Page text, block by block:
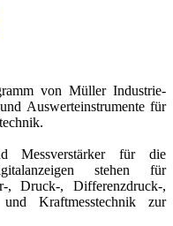
von Müller Industrie-
Auswerteinstrumente für
Messverstärker für die
stehen für
, Druck-, Differenzdruck-,
Kraftmesstechnik zur